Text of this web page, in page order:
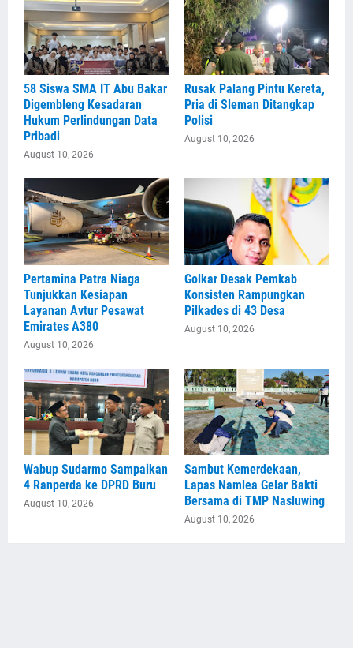
58 Siswa SMA IT Abu Bakar
Digembleng Kesadaran
Hukum Perlindungan Data
Pribadi
August 10, 2026
Rusak Palang Pintu Kereta,
Pria di Sleman Ditangkap
Polisi
August 10, 2026
Pertamina Patra Niaga
Tunjukkan Kesiapan
Layanan Avtur Pesawat
Emirates A380
August 10, 2026
Golkar Desak Pemkab
Konsisten Rampungkan
Pilkades di 43 Desa
August 10, 2026
Wabup Sudarmo Sampaikan
4 Ranperda ke DPRD Buru
August 10, 2026
Sambut Kemerdekaan,
Lapas Namlea Gelar Bakti
Bersama di TMP Nasluwing
August 10, 2026